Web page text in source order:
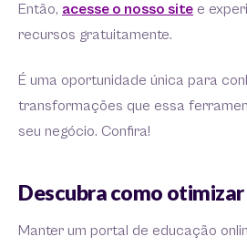
Então, acesse o nosso site e
recursos gratuitamente.
É uma oportunidade única para
transformações que essa
seu negócio. Confira!
Descubra como
Manter um portal de educação